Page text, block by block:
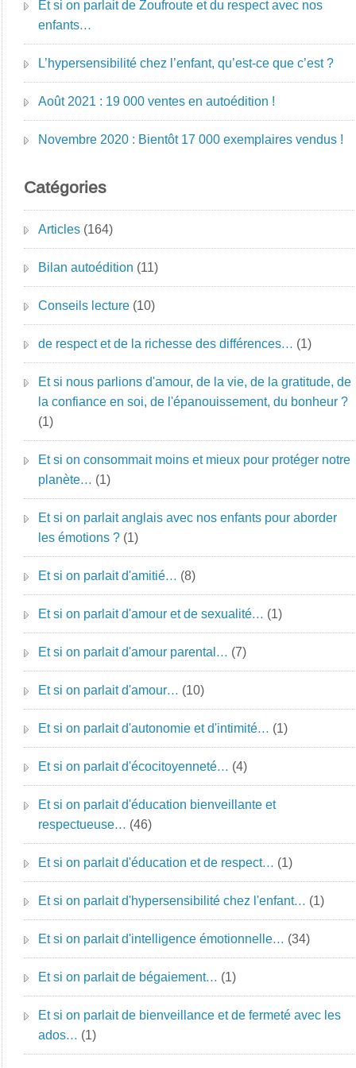
Et si on parlait de Zoufroute et du respect avec nos
enfants…
L’hypersensibilité chez l’enfant, qu’est-ce que c’est ?
Août 2021 : 19 000 ventes en autoédition !
Novembre 2020 : Bientôt 17 000 exemplaires vendus !
Catégories
Articles (164)
Bilan autoédition (11)
Conseils lecture (10)
de respect et de la richesse des différences… (1)
Et si nous parlions d'amour, de la vie, de la gratitude, de
la confiance en soi, de l'épanouissement, du bonheur ?
(1)
Et si on consommait moins et mieux pour protéger notre
planète… (1)
Et si on parlait anglais avec nos enfants pour aborder
les émotions ? (1)
Et si on parlait d'amitié… (8)
Et si on parlait d'amour et de sexualité… (1)
Et si on parlait d'amour parental… (7)
Et si on parlait d'amour… (10)
Et si on parlait d'autonomie et d'intimité… (1)
Et si on parlait d'écocitoyenneté… (4)
Et si on parlait d'éducation bienveillante et
respectueuse… (46)
Et si on parlait d'éducation et de respect… (1)
Et si on parlait d'hypersensibilité chez l'enfant… (1)
Et si on parlait d'intelligence émotionnelle… (34)
Et si on parlait de bégaiement… (1)
Et si on parlait de bienveillance et de fermeté avec les
ados… (1)